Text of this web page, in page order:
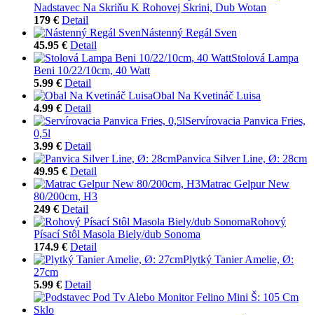
Nadstavec Na Skriňu K Rohovej Skrini, Dub Wotan
179 € Detail
Nástenný Regál Sven
45.95 € Detail
Stolová Lampa
Beni 10/22/10cm, 40 Watt
5.99 € Detail
Obal Na Kvetináč Luisa
4.99 € Detail
Servírovacia Panvica Fries,
0,5l
3.99 € Detail
Panvica Silver Line, Ø: 28cm
49.95 € Detail
Matrac Gelpur New
80/200cm, H3
249 € Detail
Rohový
Písací Stôl Masola Biely/dub Sonoma
174.9 € Detail
Plytký Tanier Amelie, Ø:
27cm
5.99 € Detail